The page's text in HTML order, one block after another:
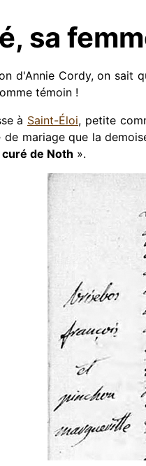
sa
d'Annie Cordy, on sait
témoin !
à Saint-Éloi, petite
mariage que la
de Noth ».